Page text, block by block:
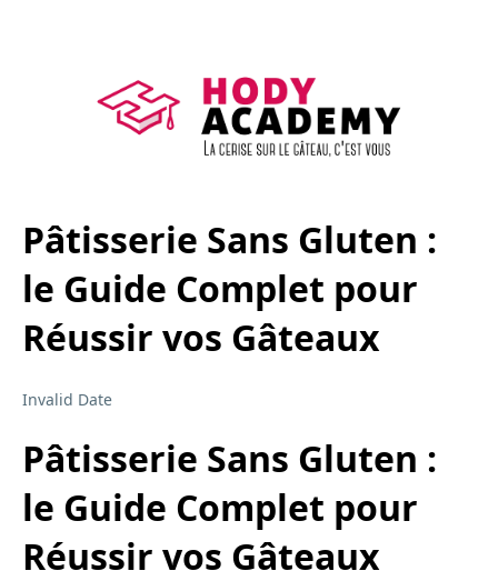
Pâtisserie Sans Gluten :
le Guide Complet pour
Réussir vos Gâteaux
Invalid Date
Pâtisserie Sans Gluten :
le Guide Complet pour
Réussir vos Gâteaux